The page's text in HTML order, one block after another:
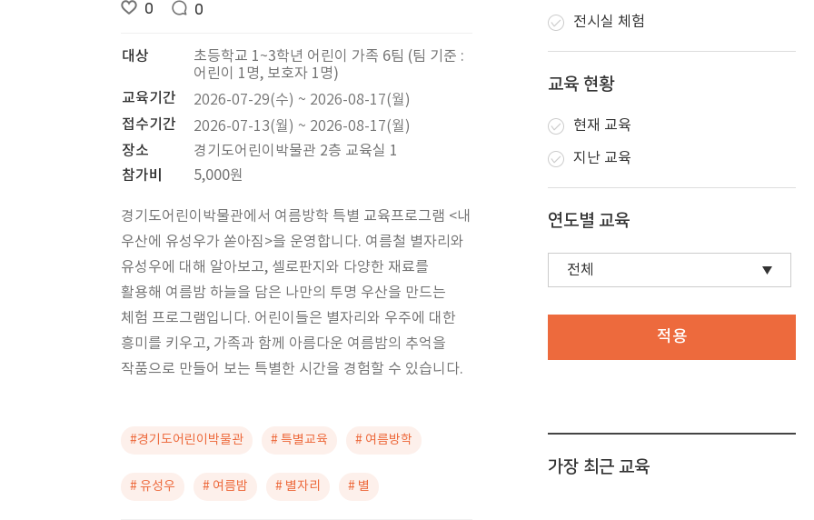
0 0
대상
초등학교 1~3학년 어린이 가족 6팀 (팀 기준 :
어린이 1명, 보호자 1명)
교육기간
2026-07-29(수) ~ 2026-08-17(월)
접수기간 2026-07-13(월) ~ 2026-08-17(월)
장소
경기도어린이박물관 2층 교육실 1
참가비
5,000원
경기도어린이박물관에서 여름방학 특별 교육프로그램 <내
우산에 유성우가 쏟아짐>을 운영합니다. 여름철 별자리와
유성우에 대해 알아보고, 셀로판지와 다양한 재료를
활용해 여름밤 하늘을 담은 나만의 투명 우산을 만드는
체험 프로그램입니다. 어린이들은 별자리와 우주에 대한
흥미를 키우고, 가족과 함께 아름다운 여름밤의 추억을
작품으로 만들어 보는 특별한 시간을 경험할 수 있습니다.
#경기도어린이박물관 # 특별교육 # 여름방학
# 유성우 # 여름밤 # 별자리 # 별
전시실 체험
교육 현황
현재 교육
지난 교육
연도별 교육
적용
가장 최근 교육